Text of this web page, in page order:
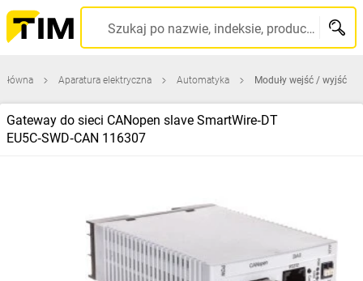
Szukaj po nazwie, indeksie, producencie, kodzie kreskowym...
Aparatura elektryczna Automatyka Moduły wejść / wyjść
Gateway do sieci CANopen slave SmartWire‑DT
EU5C‑SWD‑CAN 116307